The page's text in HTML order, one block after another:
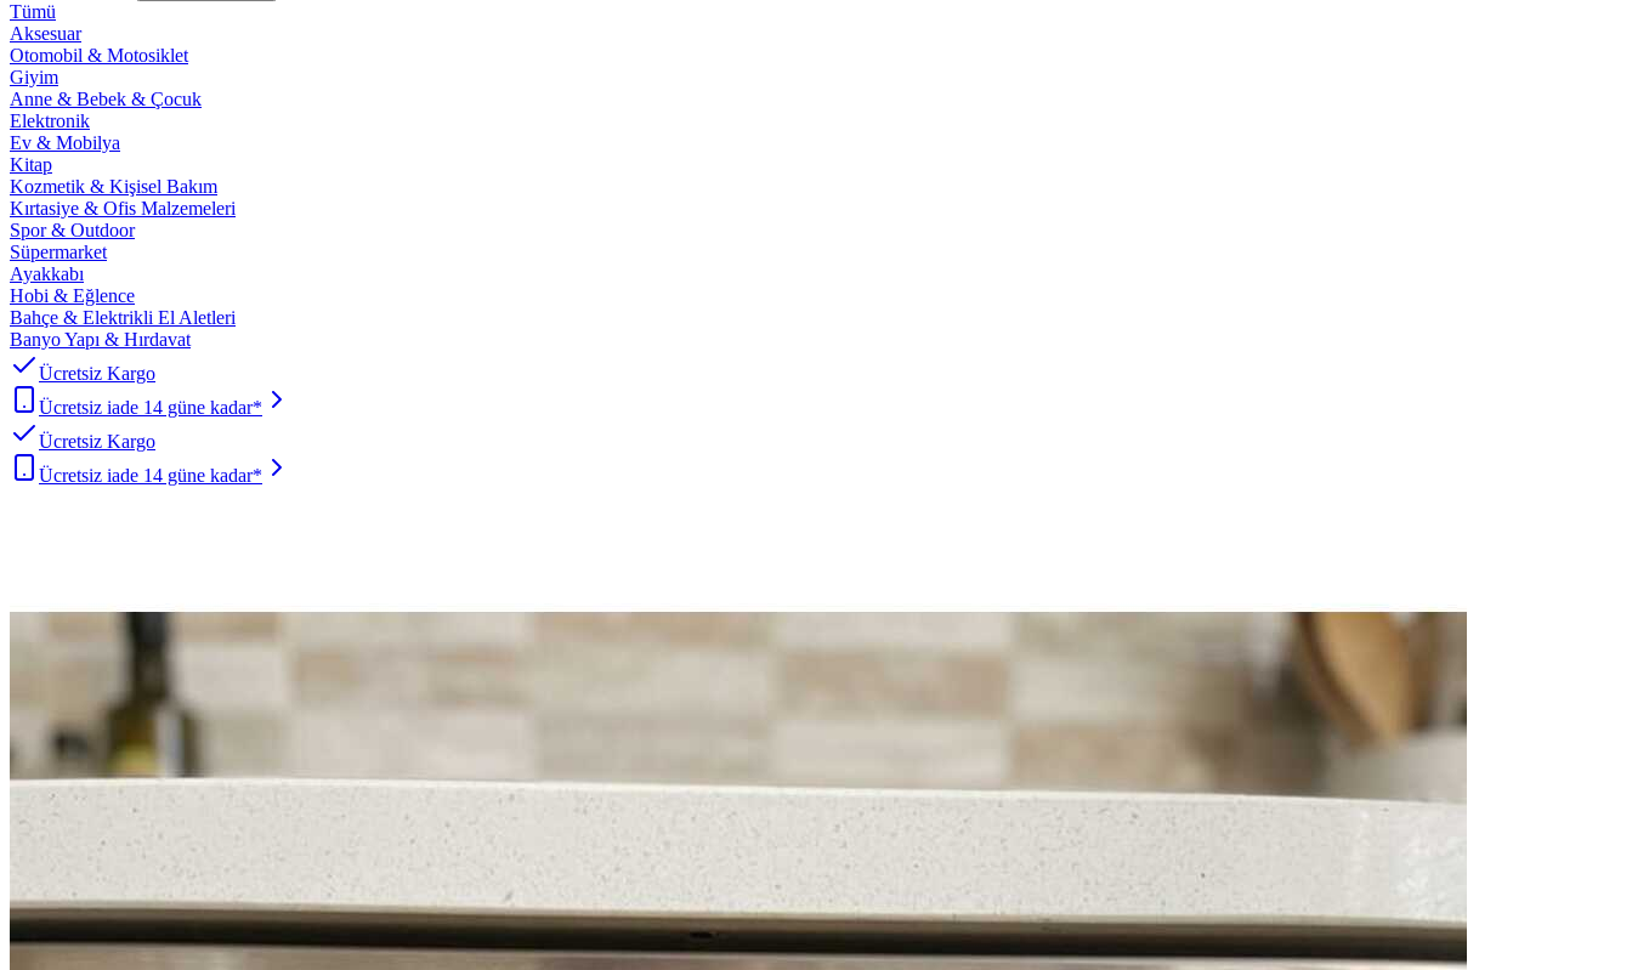
Tümü
Aksesuar
Otomobil & Motosiklet
Giyim
Anne & Bebek & Çocuk
Elektronik
Ev & Mobilya
Kitap
Kozmetik & Kişisel Bakım
Kırtasiye & Ofis Malzemeleri
Spor & Outdoor
Süpermarket
Ayakkabı
Hobi & Eğlence
Bahçe & Elektrikli El Aletleri
Banyo Yapı & Hırdavat
Ücretsiz Kargo
Ücretsiz iade 14 güne kadar*
Ücretsiz Kargo
Ücretsiz iade 14 güne kadar*